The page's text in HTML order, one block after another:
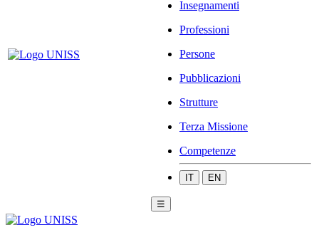
Insegnamenti
Professioni
Persone
Pubblicazioni
Strutture
Terza Missione
Competenze
IT EN
☰